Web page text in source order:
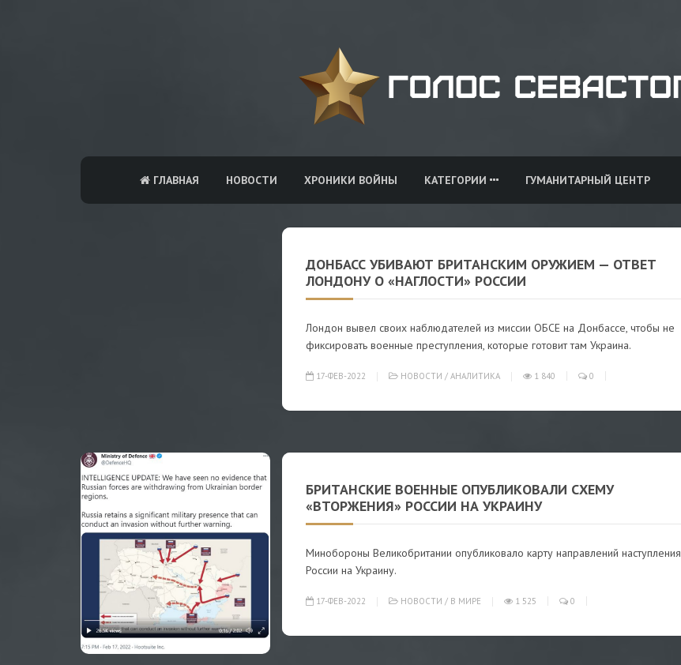
ГЛАВНАЯ НОВОСТИ ХРОНИКИ ВОЙНЫ КАТЕГОРИИ ГУМАНИТАРНЫЙ ЦЕНТР
ДОНБАСС УБИВАЮТ БРИТАНСКИМ ОРУЖИЕМ — ОТВЕТ
ЛОНДОНУ О «НАГЛОСТИ» РОССИИ
Лондон вывел своих наблюдателей из миссии ОБСЕ на Донбассе, чтобы не
фиксировать военные преступления, которые готовит там Украина.
17-ФЕВ-2022 НОВОСТИ / АНАЛИТИКА 1 840 0
БРИТАНСКИЕ ВОЕННЫЕ ОПУБЛИКОВАЛИ СХЕМУ
«ВТОРЖЕНИЯ» РОССИИ НА УКРАИНУ
Минобороны Великобритании опубликовало карту направлений наступления
России на Украину.
17-ФЕВ-2022 НОВОСТИ / В МИРЕ 1 525 0